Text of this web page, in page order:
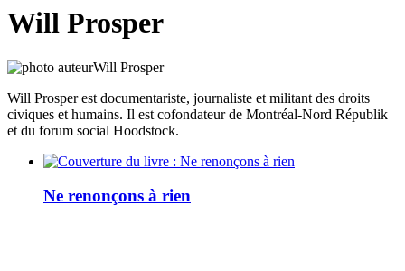
Will Prosper
Will Prosper est documentariste, journaliste et militant des droits
civiques et humains. Il est cofondateur de Montréal-Nord Républik
et du forum social Hoodstock.
Ne renonçons à rien